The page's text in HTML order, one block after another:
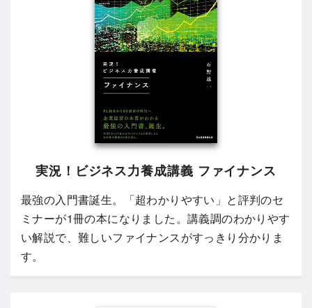
実況！ビジネス力養成講義 ファイナンス
最強の入門書誕生。「超わかりやすい」と評判のセ
ミナーが1冊の本になりました。講義調のわかりやす
い解説で、難しいファイナンスがすっきり分かりま
す。